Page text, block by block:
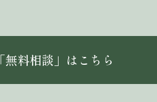
「無料相談」はこちら